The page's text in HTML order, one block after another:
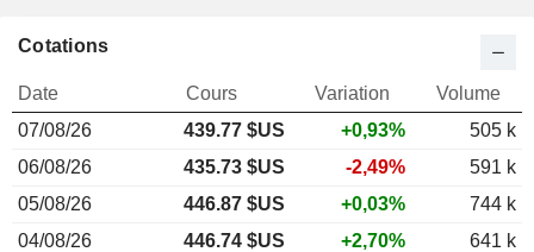
Cotations
Date Cours Variation
Volume
07/08/26
439.77 $US +0,93%
505 k
06/08/26
435.73 $US -2,49%
591 k
05/08/26
446.87 $US +0,03%
744 k
04/08/26
446.74 $US +2,70%
641 k